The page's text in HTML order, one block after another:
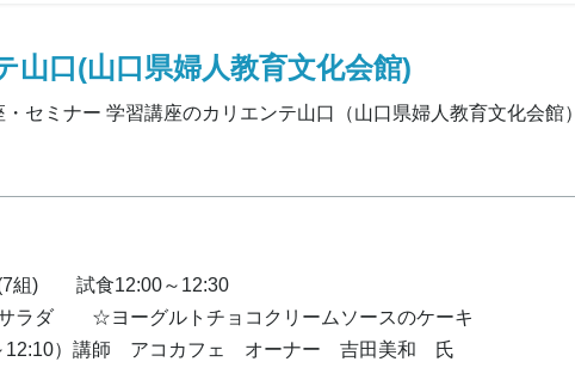
山口(山口県婦人教育文化会館)
セミナー 学習講座のカリエンテ山口（山口県婦人教育文化会館）
組) 試食12:00～12:30
ダ ☆ヨーグルトチョコクリームソースのケーキ
12:10）講師 アコカフェ オーナー 吉田美和 氏